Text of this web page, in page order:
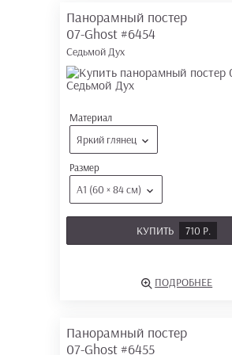
Панорамный постер
07-Ghost #6454
Седьмой Дух
Материал
Яркий глянец
Размер
А1 (60 × 84 см)
КУПИТЬ 710 Р.
ПОДРОБНЕЕ
Панорамный постер
07-Ghost #6455